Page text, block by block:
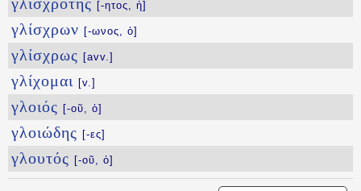
[-ητος, ἡ]
γλίσχρων [-ωνος, ὁ]
γλίσχρως [avv.]
γλίχομαι [v.]
γλοιός [-οῦ, ὁ]
γλοιώδης [-ες]
γλουτός [-οῦ, ὁ]